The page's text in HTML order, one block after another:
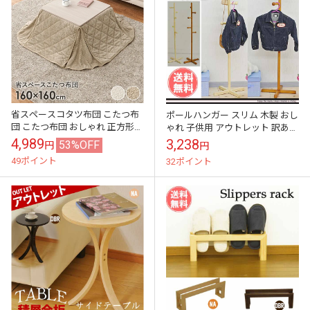
省スペースコタツ布団 こたつ布
団 こたつ布団 おしゃれ 正方形
60cm対応
4,989円 53%OFF
49ポイント
ポールハンガー スリム 木製 おし
ゃれ 子供用 アウトレット 訳あり
在庫処分
3,238円
32ポイント